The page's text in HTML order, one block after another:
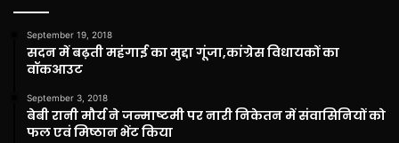
September 19, 2018
सदन में बढ़ती महंगाई का मुद्दा गूंजा,कांग्रेस विधायकों का
वॉकआउट
September 3, 2018
बेबी रानी मौर्य ने जन्माष्टमी पर नारी निकेतन में संवासिनियों को
फल एवं मिष्ठान भेंट किया